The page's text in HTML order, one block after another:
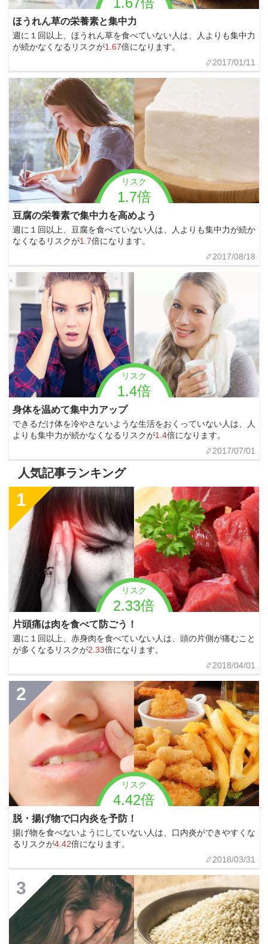
ほうれん草の栄養素と集中力
週に１回以上、ほうれん草を食べていない人は、人よりも集中力
が続かなくなるリスクが1.67倍になります。
2017/01/11
リスク
1.7倍
豆腐の栄養素で集中力を高めよう
週に１回以上、豆腐を食べていない人は、人よりも集中力が続か
なくなるリスクが1.7倍になります。
2017/08/18
リスク
1.4倍
身体を温めて集中力アップ
できるだけ体を冷やさないような生活をおくっていない人は、人
よりも集中力が続かなくなるリスクが1.4倍になります。
2017/07/01
人気記事ランキング
リスク
2.33倍
1
片頭痛は肉を食べて防ごう！
週に１回以上、赤身肉を食べていない人は、頭の片側が痛むこと
が多くなるリスクが2.33倍になります。
2018/04/01
リスク
4.42倍
2
脱・揚げ物で口内炎を予防！
揚げ物を食べないようにしていない人は、口内炎ができやすくな
るリスクが4.42倍になります。
2018/03/31
3